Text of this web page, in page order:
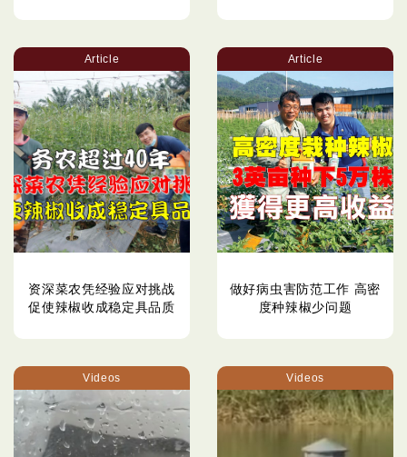
Article
资深菜农凭经验应对挑战
促使辣椒收成稳定具品质
Article
做好病虫害防范工作 高密
度种辣椒少问题
Videos Videos